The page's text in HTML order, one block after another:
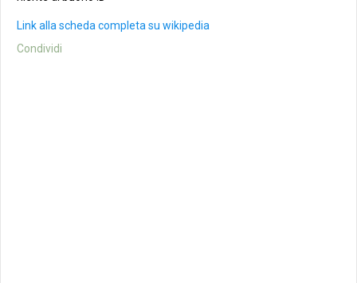
Link alla scheda completa su wikipedia
Condividi